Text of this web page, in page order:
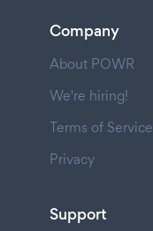
Company
About POWR
We're hiring!
Terms of Service
Privacy
Support